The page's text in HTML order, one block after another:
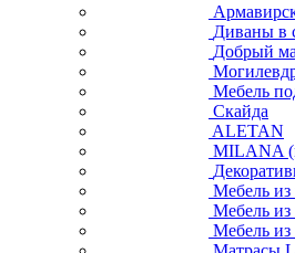
Диваны в
Добрый
Мебель
Скайда
ALETAN
MILANA
Мебель из
Мебель из
Мебель из